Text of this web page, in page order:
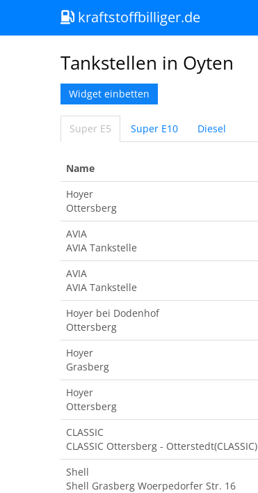
kraftstoffbilliger.de
Tankstellen in Oyten
Widget einbetten
Super E5 Super E10 Diesel
Name
Hoyer
Ottersberg
AVIA
AVIA Tankstelle
AVIA
AVIA Tankstelle
Hoyer bei Dodenhof
Ottersberg
Hoyer
Grasberg
Hoyer
Ottersberg
CLASSIC
CLASSIC Ottersberg - Otterstedt(CLASSIC)
Shell
Shell Grasberg Woerpedorfer Str. 16